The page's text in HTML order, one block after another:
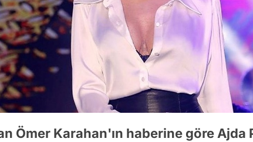
Ömer Karahan'ın haberine göre Ajda